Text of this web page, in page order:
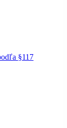
§117